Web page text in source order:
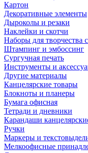
Картон
Декоративные элементы
Дыроколы и резаки
Наклейки и скотчи
Наборы для творчества
Штампинг и эмбоссинг
Сургучная печать
Инструменты и
Другие материалы
Канцелярские товары
Блокноты и планеры
Бумага офисная
Тетради и дневники
Карандаши
Ручки
Маркеры и
Мелкоофисные